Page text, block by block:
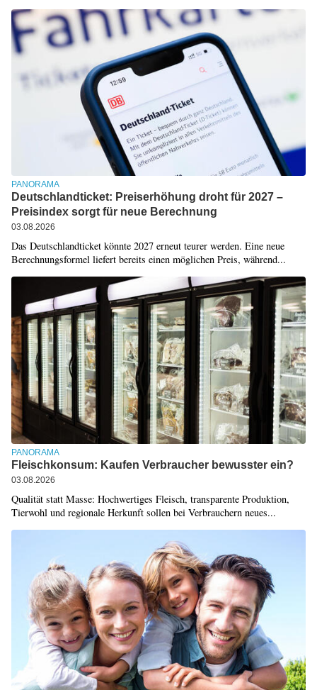
PANORAMA
Deutschlandticket: Preiserhöhung droht für 2027 –
Preisindex sorgt für neue Berechnung
03.08.2026
Das Deutschlandticket könnte 2027 erneut teurer werden. Eine neue
Berechnungsformel liefert bereits einen möglichen Preis, während...
PANORAMA
Fleischkonsum: Kaufen Verbraucher bewusster ein?
03.08.2026
Qualität statt Masse: Hochwertiges Fleisch, transparente Produktion,
Tierwohl und regionale Herkunft sollen bei Verbrauchern neues...